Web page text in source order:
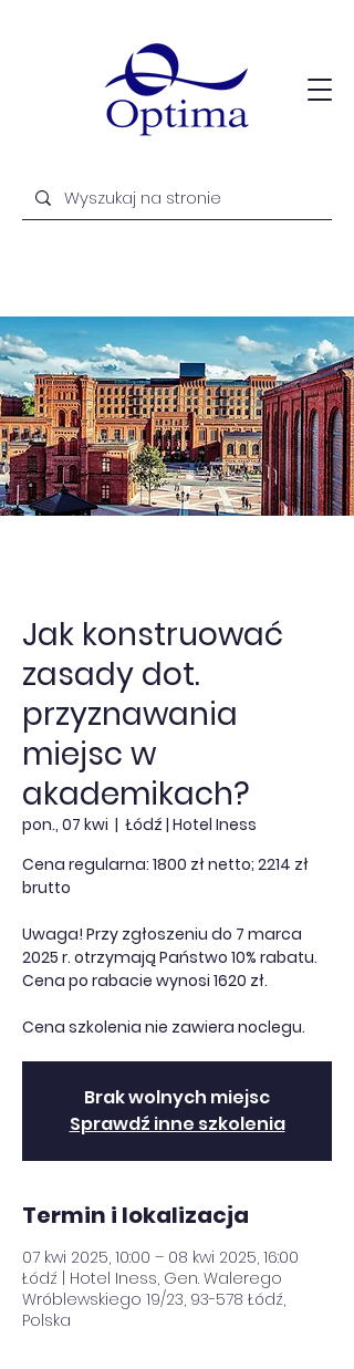
Jak konstruować
zasady dot.
przyznawania
miejsc w
akademikach?
pon., 07 kwi
  |
Łódź | Hotel Iness
Cena regularna: 1800 zł netto; 2214 zł
brutto
Uwaga! Przy zgłoszeniu do 7 marca
2025 r. otrzymają Państwo 10% rabatu.
Cena po rabacie wynosi 1620 zł.
Cena szkolenia nie zawiera noclegu.
Brak wolnych miejsc
Sprawdź inne szkolenia
Termin i lokalizacja
07 kwi 2025, 10:00 – 08 kwi 2025, 16:00
Łódź | Hotel Iness, Gen. Walerego
Wróblewskiego 19/23, 93-578 Łódź,
Polska